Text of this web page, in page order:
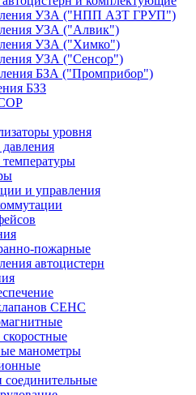
УЗА ("НПП АЗТ ГРУП")
УЗА ("Алвик")
УЗА ("Химко")
УЗА ("Сенсор")
БЗА ("Промприбор")
БЗЗ
уровня
давления
температуры
и управления
пожарные
автоцистерн
СЕНС
манометры
соединительные